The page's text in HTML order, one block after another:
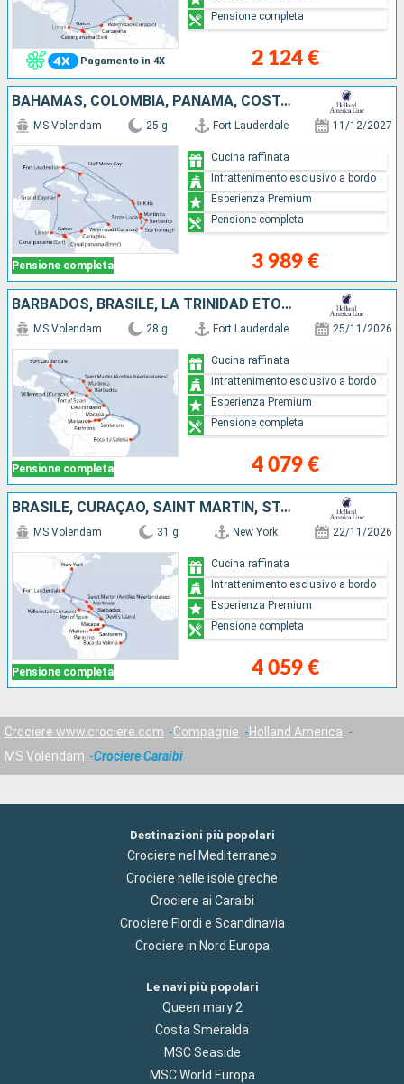
Pagamento in 4X 2 124 €
Pensione completa
BAHAMAS, COLOMBIA, PANAMA, COSTA RICA, ISOLE CAYMAN, SAINT MARTIN, MARTINICA, BARBADOS, LA TRINIDAD ETOBAGO, SANTA LUCIA, ANTIGUA E BARBUDA, STATI UNITI
Pensione completa
MS Volendam 25 g Fort Lauderdale 11/12/2027
3 989 €
Cucina raffinata
Intrattenimento esclusivo a bordo
Esperienza Premium
Pensione completa
BARBADOS, BRASILE, LA TRINIDAD ETOBAGO, MARTINICA, FRANCIA, SAINT MARTIN, STATI UNITI, CURAÇAO
Pensione completa
MS Volendam 28 g Fort Lauderdale 25/11/2026
4 079 €
Cucina raffinata
Intrattenimento esclusivo a bordo
Esperienza Premium
Pensione completa
BRASILE, CURAÇAO, SAINT MARTIN, STATI UNITI, LA TRINIDAD ETOBAGO, FRANCIA, BARBADOS, MARTINICA
Pensione completa
MS Volendam 31 g New York 22/11/2026
4 059 €
Cucina raffinata
Intrattenimento esclusivo a bordo
Esperienza Premium
Pensione completa
Crociere www.crociere.com Compagnie
Holland America
MS Volendam
Crociere Caraibi
Destinazioni più popolari
Crociere nel Mediterraneo
Crociere nelle isole greche
Crociere ai Caraibi
Crociere Flordi e Scandinavia
Crociere in Nord Europa
Le navi più popolari
Queen mary 2
Costa Smeralda
MSC Seaside
MSC World Europa